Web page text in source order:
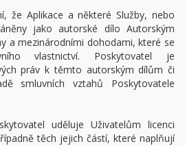
že Aplikace a některé Služby, nebo
jako autorské dílo Autorským
a mezinárodními dohodami, které se
vlastnictví. Poskytovatel je
práv k těmto autorským dílům či
smluvních vztahů Poskytovatele
uděluje Uživatelům licenci
těch jejich částí, které naplňují